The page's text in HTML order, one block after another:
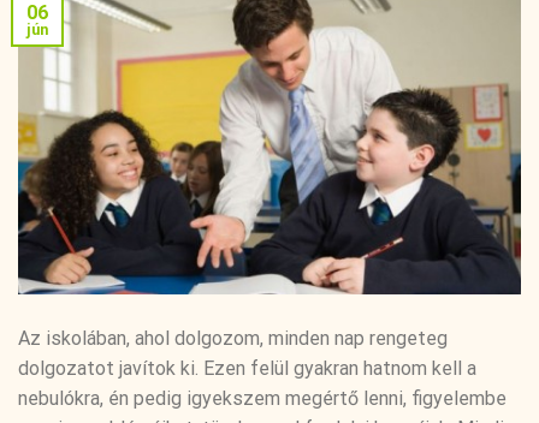
06
jún
Az iskolában, ahol dolgozom, minden nap rengeteg
dolgozatot javítok ki. Ezen felül gyakran hatnom kell a
nebulókra, én pedig igyekszem megértő lenni, figyelembe